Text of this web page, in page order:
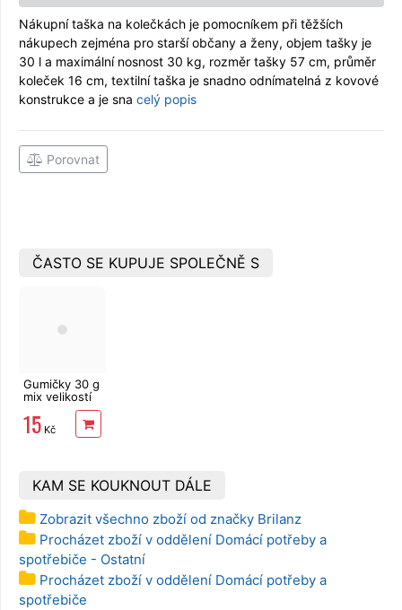
Nákupní taška na kolečkách je pomocníkem při těžších
nákupech zejména pro starší občany a ženy, objem tašky je
30 l a maximální nosnost 30 kg, rozměr tašky 57 cm, průměr
koleček 16 cm, textilní taška je snadno odnímatelná z kovové
konstrukce a je sna celý popis
Porovnat
ČASTO SE KUPUJE SPOLEČNĚ S
Gumičky 30 g
mix velikostí
15 Kč
KAM SE KOUKNOUT DÁLE
Zobrazit všechno zboží od značky Brilanz
Procházet zboží v oddělení Domácí potřeby a
spotřebiče - Ostatní
Procházet zboží v oddělení Domácí potřeby a
spotřebiče